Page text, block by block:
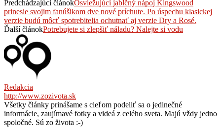
Predchádzajúci článokOsviežujúci jablčný nápoj Kingswood
prinesie svojim fanúšikom dve nové príchute. Po úspechu klasickej
verzie budú môcť spotrebitelia ochutnať aj verzie Dry a Rosé.
Ďalší článokPotrebujete si zlepšiť náladu? Nalejte si vodu
Redakcia
http://www.zozivota.sk
Všetky články prinášame s cieľom podeliť sa o jedinečné
informácie, zaujímavé fotky a videá z celého sveta. Majú vždy jedno
spoločné. Sú zo života :-)